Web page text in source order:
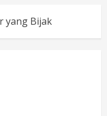
yang Bijak